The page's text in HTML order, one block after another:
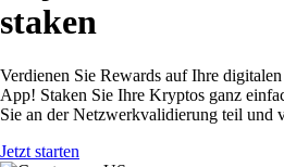
staken
Verdienen Sie Rewards auf Ihre
App! Staken Sie Ihre Kryptos ganz
Sie an der Netzwerkvalidierung teil und
Jetzt starten